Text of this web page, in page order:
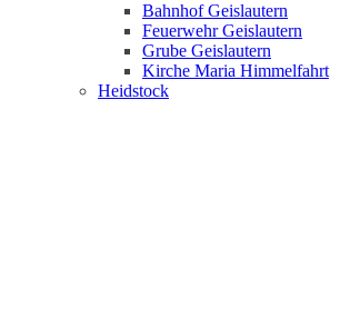
Bahnhof Geislautern
Feuerwehr Geislautern
Grube Geislautern
Kirche Maria Himmelfahrt
Heidstock